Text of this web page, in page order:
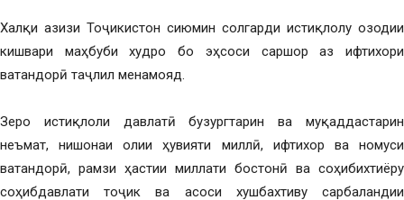
Халқи азизи Тоҷикистон сиюмин солгарди истиқлолу озодии
кишвари маҳбуби худро бо эҳсоси саршор аз ифтихори
ватандорӣ таҷлил менамояд.
Зеро истиқлоли давлатӣ бузургтарин ва муқаддастарин
неъмат, нишонаи олии ҳувияти миллӣ, ифтихор ва номуси
ватандорӣ, рамзи ҳастии миллати бостонӣ ва соҳибихтиёру
соҳибдавлати тоҷик ва асоси хушбахтиву сарбаландии